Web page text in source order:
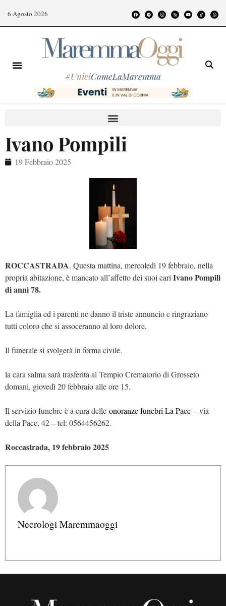
6 Agosto 2026
#UniciComeLaMaremma
Ivano Pompili
19 Febbraio 2025
ROCCASTRADA. Questa mattina, mercoledì 19 febbraio, nella
propria abitazione, è mancato all’affetto dei suoi cariIvano Pompili
di anni 78.
La famiglia ed i parenti ne danno il triste annuncio e ringraziano
tutti coloro che si assoceranno al loro dolore.
Il funerale si svolgerà in forma civile.
la cara salma sarà trasferita al Tempio Crematorio di Grosseto
domani, giovedì 20 febbraio alle ore 15.
Il servizio funebre è a cura delle onoranze funebri La Pace – via
della Pace, 42 – tel: 0564456262.
Roccastrada, 19 febbraio 2025
Necrologi Maremmaoggi